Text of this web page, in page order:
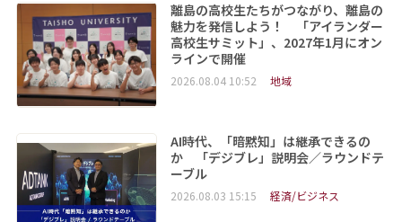
離島の高校生たちがつながり、離島の
魅力を発信しよう！ 「アイランダー
高校生サミット」、2027年1月にオン
ラインで開催
2026.08.04 10:52 地域
AI時代、「暗黙知」は継承できるの
か 「デジブレ」説明会／ラウンドテ
ーブル
2026.08.03 15:15 経済/ビジネス